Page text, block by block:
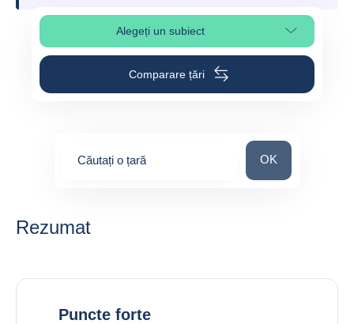
Alegeți un subiectSelect page section
Comparare țări
Căutați o țară Căutați o țară
OK
Rezumat
Puncte forte